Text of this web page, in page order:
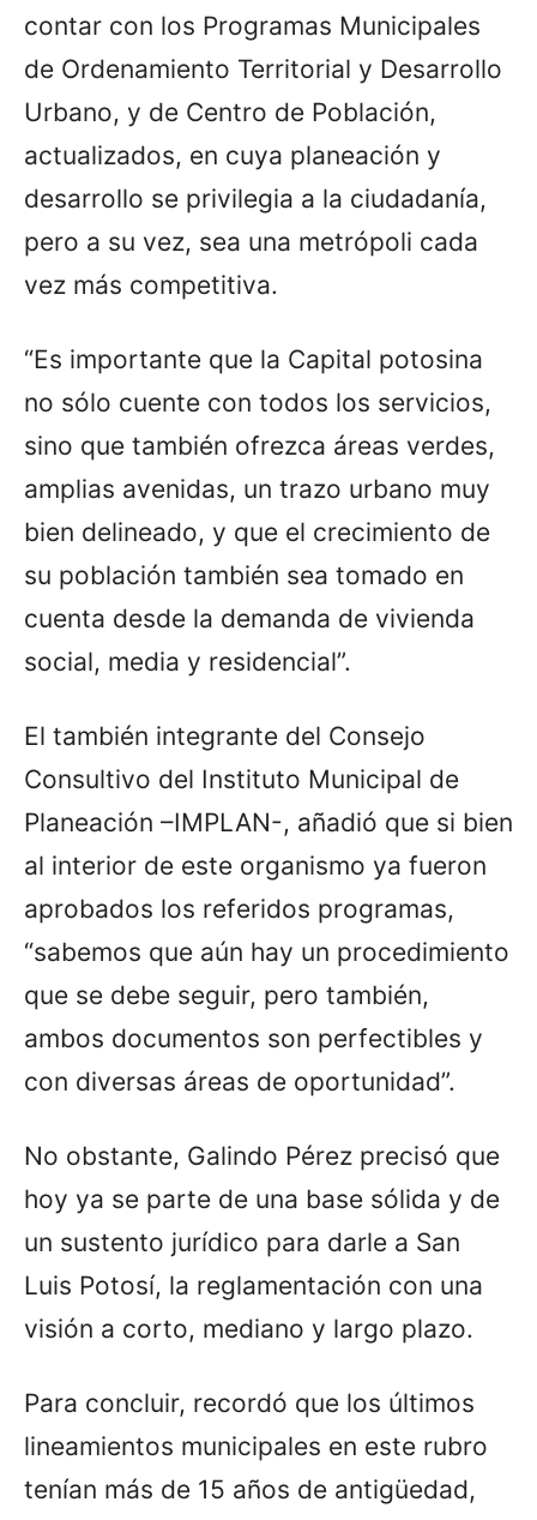
contar con los Programas Municipales
de Ordenamiento Territorial y Desarrollo
Urbano, y de Centro de Población,
actualizados, en cuya planeación y
desarrollo se privilegia a la ciudadanía,
pero a su vez, sea una metrópoli cada
vez más competitiva.
“Es importante que la Capital potosina
no sólo cuente con todos los servicios,
sino que también ofrezca áreas verdes,
amplias avenidas, un trazo urbano muy
bien delineado, y que el crecimiento de
su población también sea tomado en
cuenta desde la demanda de vivienda
social, media y residencial”.
El también integrante del Consejo
Consultivo del Instituto Municipal de
Planeación –IMPLAN-, añadió que si bien
al interior de este organismo ya fueron
aprobados los referidos programas,
“sabemos que aún hay un procedimiento
que se debe seguir, pero también,
ambos documentos son perfectibles y
con diversas áreas de oportunidad”.
No obstante, Galindo Pérez precisó que
hoy ya se parte de una base sólida y de
un sustento jurídico para darle a San
Luis Potosí, la reglamentación con una
visión a corto, mediano y largo plazo.
Para concluir, recordó que los últimos
lineamientos municipales en este rubro
tenían más de 15 años de antigüedad,